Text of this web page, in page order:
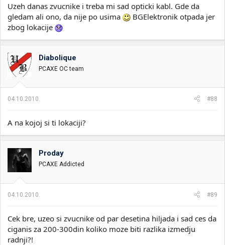
Uzeh danas zvucnike i treba mi sad opticki kabl. Gde da
gledam ali ono, da nije po usima
BGElektronik otpada jer
zbog lokacije
Diabolique
PCAXE OC team
04.10.2010. #88
A na kojoj si ti lokaciji?
Proday
PCAXE Addicted
04.10.2010. #89
Cek bre, uzeo si zvucnike od par desetina hiljada i sad ces da
ciganis za 200-300din koliko moze biti razlika izmedju
radnji?!